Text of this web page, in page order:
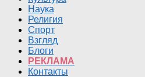
Наука
Религия
Спорт
Взгляд
Блоги
РЕКЛАМА
Контакты